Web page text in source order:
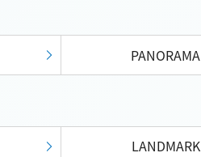
PANORAMA
LANDMARK